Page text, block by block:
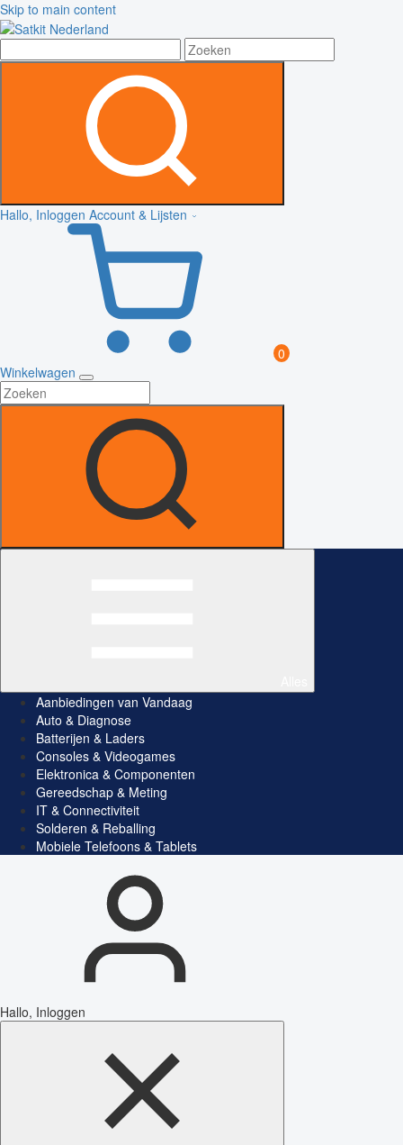
Skip to main content
Hallo, Inloggen Account & Lijsten
0
Winkelwagen
Aanbiedingen van Vandaag
Auto & Diagnose
Batterijen & Laders
Consoles & Videogames
Elektronica & Componenten
Gereedschap & Meting
IT & Connectiviteit
Solderen & Reballing
Mobiele Telefoons & Tablets
Hallo, Inloggen